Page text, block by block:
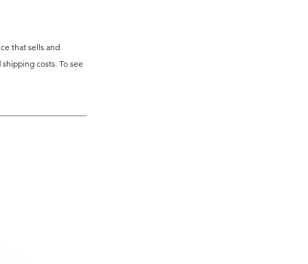
that sells and
costs. To see